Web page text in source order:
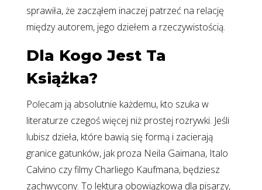
sprawiła, że zacząłem inaczej patrzeć na relację
między autorem, jego dziełem a rzeczywistością.
Dla Kogo Jest Ta
Książka?
Polecam ją absolutnie każdemu, kto szuka w
literaturze czegoś więcej niż prostej rozrywki. Jeśli
lubisz dzieła, które bawią się formą i zacierają
granice gatunków, jak proza Neila Gaimana, Italo
Calvino czy filmy Charliego Kaufmana, będziesz
zachwycony. To lektura obowiązkowa dla pisarzy,